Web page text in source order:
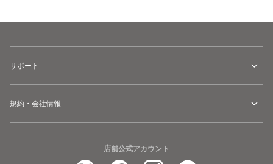
サポート
規約・会社情報
店舗公式アカウント